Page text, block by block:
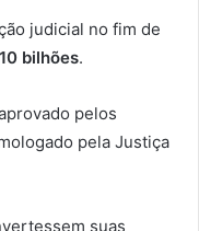
judicial no fim de
bilhões.
pelos
pela Justiça
suas